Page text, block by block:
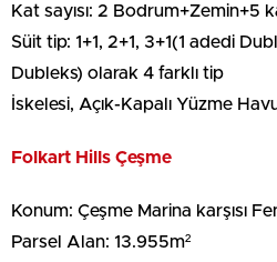
Kat sayısı: 2 Bodrum+Zemin+5
Süit tip: 1+1, 2+1, 3+1(1 adedi
Dubleks) olarak 4 farklı tip
İskelesi, Açık-Kapalı Yüzme
Folkart Hills Çeşme
Konum: Çeşme Marina karşısı
Parsel Alan: 13.955m²